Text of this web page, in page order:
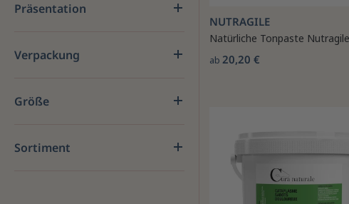
Präsentation
Verpackung
Größe
Sortiment
NUTRAGILE
Natürliche Tonpaste Nutragile
ab 20,20 €